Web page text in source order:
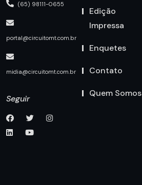
(65) 98111-0655
portal@circuitomt.com.br
midia@circuitomt.com.br
Seguir
Edição
Impressa
Enquetes
Contato
Quem Somos